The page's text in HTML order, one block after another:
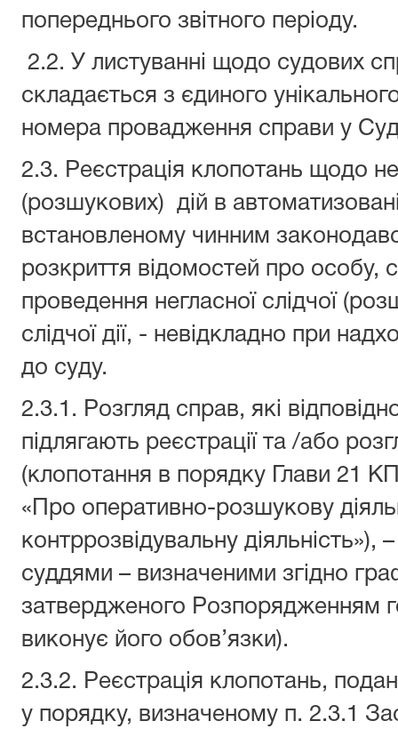
попереднього звітного періоду.
2.2. У листуванні щодо судових
складається з єдиного
номера провадження справи у
2.3. Реєстрація клопотань щодо
(розшукових) дій в
встановленому чинним
розкриття відомостей про особу,
проведення негласної слідчої
слідчої дії, - невідкладно при
до суду.
2.3.1. Розгляд справ, які
підлягають реєстрації та /або
(клопотання в порядку Глави 21
«Про оперативно-розшукову
контррозвідувальну діяльність»),
суддями – визначеними згідно
затвердженого Розпорядженням
виконує його обов’язки).
2.3.2. Реєстрація клопотань,
у порядку, визначеному п. 2.3.1